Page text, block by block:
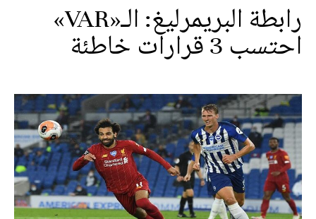
رابطة البريمرليغ: الـ«VAR»
احتسب 3 قرارات خاطئة